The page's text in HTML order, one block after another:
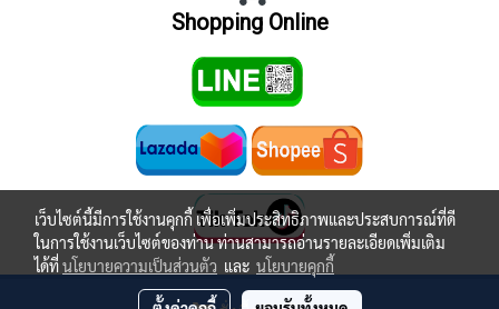
Shopping Online
© Copyright 2021 All Rights Reserved.
เว็บไซต์นี้มีการใช้งานคุกกี้ เพื่อเพิ่มประสิทธิภาพและประสบการณ์ที่ดี
ในการใช้งานเว็บไซต์ของท่าน ท่านสามารถอ่านรายละเอียดเพิ่มเติม
ได้ที่นโยบายความเป็นส่วนตัว และ นโยบายคุกกี้